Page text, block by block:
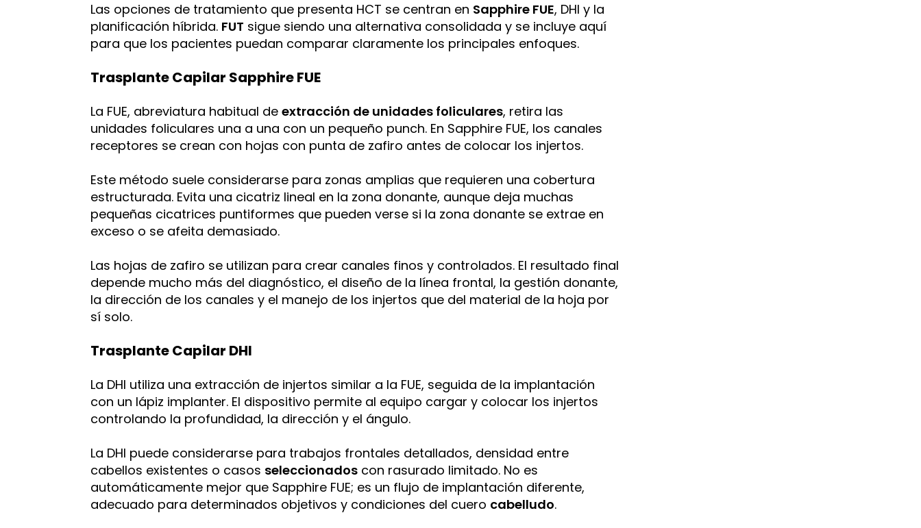
Las opciones de tratamiento que presenta HCT se centran en Sapphire FUE, DHI y la
planificación híbrida. FUT sigue siendo una alternativa consolidada y se incluye aquí
para que los pacientes puedan comparar claramente los principales enfoques.
Trasplante Capilar Sapphire FUE
La FUE, abreviatura habitual de extracción de unidades foliculares, retira las
unidades foliculares una a una con un pequeño punch. En Sapphire FUE, los canales
receptores se crean con hojas con punta de zafiro antes de colocar los injertos.
Este método suele considerarse para zonas amplias que requieren una cobertura
estructurada. Evita una cicatriz lineal en la zona donante, aunque deja muchas
pequeñas cicatrices puntiformes que pueden verse si la zona donante se extrae en
exceso o se afeita demasiado.
Las hojas de zafiro se utilizan para crear canales finos y controlados. El resultado final
depende mucho más del diagnóstico, el diseño de la línea frontal, la gestión donante,
la dirección de los canales y el manejo de los injertos que del material de la hoja por
sí solo.
Trasplante Capilar DHI
La DHI utiliza una extracción de injertos similar a la FUE, seguida de la implantación
con un lápiz implanter. El dispositivo permite al equipo cargar y colocar los injertos
controlando la profundidad, la dirección y el ángulo.
La DHI puede considerarse para trabajos frontales detallados, densidad entre
cabellos existentes o casos seleccionados con rasurado limitado. No es
automáticamente mejor que Sapphire FUE; es un flujo de implantación diferente,
adecuado para determinados objetivos y condiciones del cuero cabelludo.